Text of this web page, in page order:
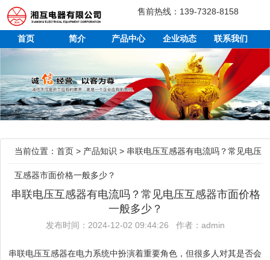
售前热线：139-7328-8158
首页 简介 产品中心 企业动态 联系我们
当前位置：首页 > 产品知识 > 串联电压互感器有电流吗？常见电压
互感器市面价格一般多少？
串联电压互感器有电流吗？常见电压互感器市面价格
一般多少？
发布时间：2024-12-02 09:44:26 作者：admin
串联电压互感器在电力系统中扮演着重要角色，但很多人对其是否会